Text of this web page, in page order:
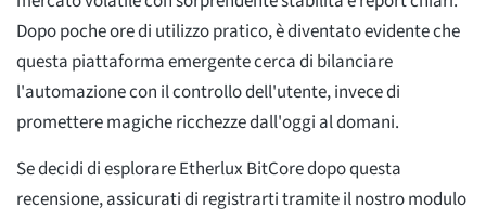
Dopo poche ore di utilizzo pratico, è diventato evidente che
questa piattaforma emergente cerca di bilanciare
l'automazione con il controllo dell'utente, invece di
promettere magiche ricchezze dall'oggi al domani.
Se decidi di esplorare Etherlux BitCore dopo questa
recensione, assicurati di registrarti tramite il nostro modulo